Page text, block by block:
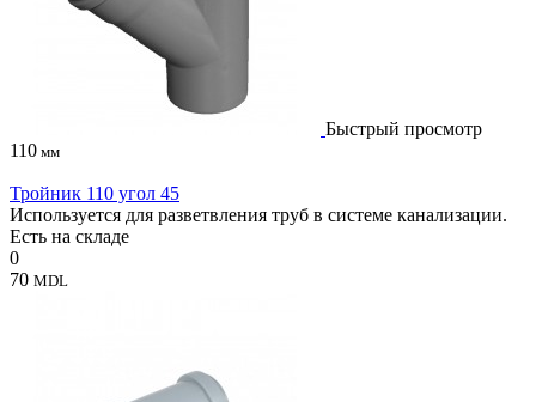
Быстрый просмотр
110 мм
Тройник 110 угол 45
Используется для разветвления труб в системе канализации.
Есть на складе
0
70 MDL